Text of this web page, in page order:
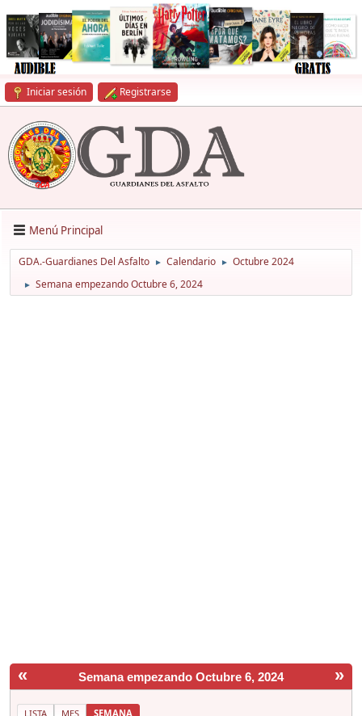
Iniciar sesión Registrarse
Menú Principal
GDA.-Guardianes Del Asfalto ► Calendario ► Octubre 2024
► Semana empezando Octubre 6, 2024
« »
Semana empezando Octubre 6, 2024
LISTA MES SEMANA